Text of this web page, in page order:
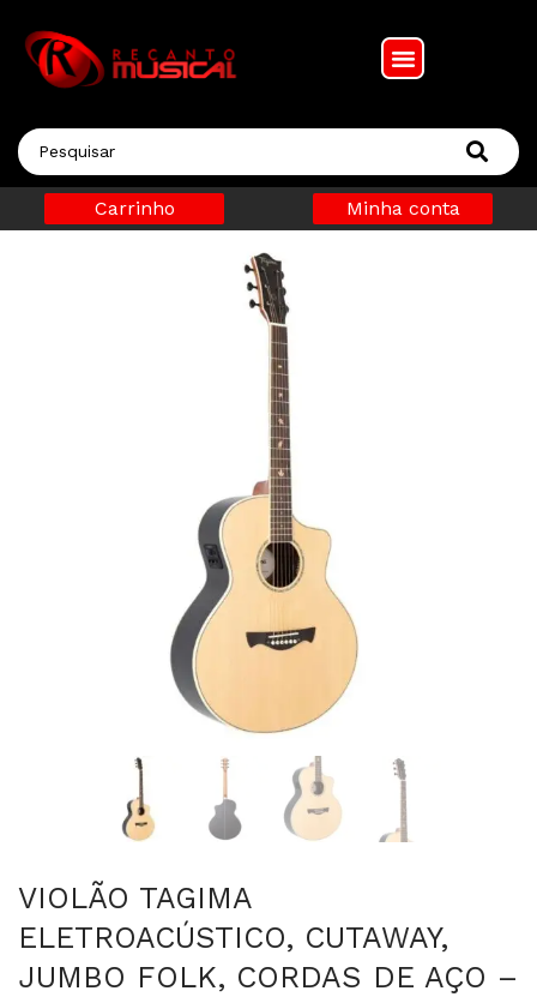
Carrinho Minha conta
VIOLÃO TAGIMA
ELETROACÚSTICO, CUTAWAY,
JUMBO FOLK, CORDAS DE AÇO –